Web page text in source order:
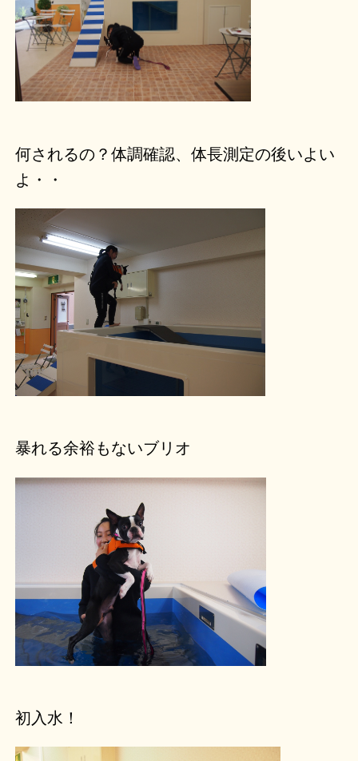
何されるの？体調確認、体長測定の後いよい
よ・・
暴れる余裕もないブリオ
初入水！